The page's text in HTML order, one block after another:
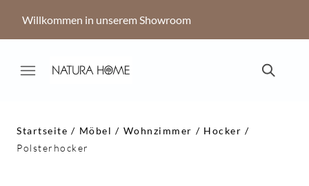
Willkommen in unserem Showroom
Startseite Möbel Wohnzimmer
Hocker
Polsterhocker